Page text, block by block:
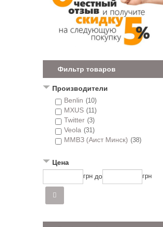
Фильтр товаров
Производители
Benlin (10)
MXUS (11)
Twitter (3)
Veola (31)
ММВЗ (Аист Минск) (38)
Цена
грн до грн